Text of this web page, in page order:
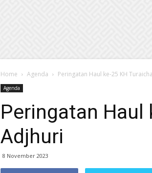
Home Agenda Peringatan Haul ke-25 KH
Agenda
Peringatan Haul
Adjhuri
8 November 2023